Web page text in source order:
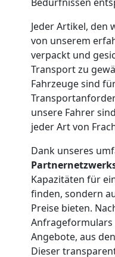
Jeder Artikel,
von unserem
verpackt und
Transport zu
Fahrzeuge sind
unsere Fahrer
jeder Art von
Dank unseres
Kapazitäten für
finden, sondern
Preise bieten.
Anfrageformulars
Angebote, aus
Dieser
Leonding
Leonding
Beiladung
Leonding
Mini